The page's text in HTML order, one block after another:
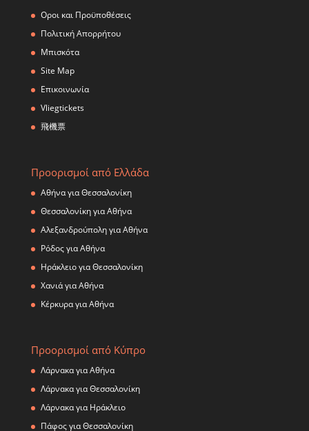
Οροι και Προϋποθέσεις
Πολιτική Απορρήτου
Μπισκότα
Site Map
Επικοινωνία
Vliegtickets
飛機票
Προορισμοί από Ελλάδα
Αθήνα για Θεσσαλονίκη
Θεσσαλονίκη για Αθήνα
Αλεξανδρούπολη για Αθήνα
Ρόδος για Αθήνα
Ηράκλειο για Θεσσαλονίκη
Χανιά για Αθήνα
Κέρκυρα για Αθήνα
Προορισμοί από Κύπρο
Λάρνακα για Αθήνα
Λάρνακα για Θεσσαλονίκη
Λάρνακα για Ηράκλειο
Πάφος για Θεσσαλονίκη